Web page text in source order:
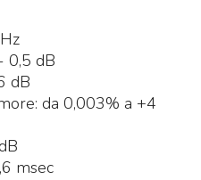
0,5 dB
dB
da 0,003% a +4
msec